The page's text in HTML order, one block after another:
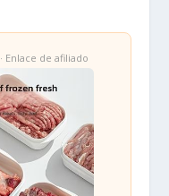
· Enlace de afiliado